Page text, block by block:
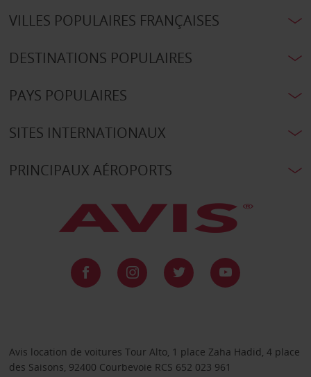
VILLES POPULAIRES FRANÇAISES
DESTINATIONS POPULAIRES
PAYS POPULAIRES
SITES INTERNATIONAUX
PRINCIPAUX AÉROPORTS
Avis location de voitures Tour Alto, 1 place Zaha Hadid, 4 place
des Saisons, 92400 Courbevoie RCS 652 023 961